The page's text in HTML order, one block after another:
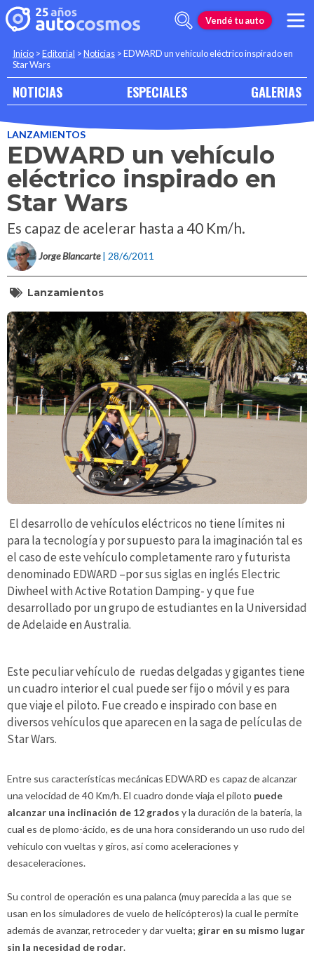
Vendé tu auto
Inicio >Editorial >Noticias >EDWARD un vehículo eléctrico inspirado en
Star Wars
NOTICIAS ESPECIALES GALERIAS
LANZAMIENTOS
EDWARD un vehículo
eléctrico inspirado en
Star Wars
Es capaz de acelerar hasta a 40 Km/h.
Jorge Blancarte | 28/6/2011
Lanzamientos
El desarrollo de vehículos eléctricos no tiene límites ni
para la tecnología y por supuesto para la imaginación tal es
el caso de este vehículo completamente raro y futurista
denominado EDWARD –por sus siglas en inglés Electric
Diwheel with Active Rotation Damping- y que fue
desarrollado por un grupo de estudiantes en la Universidad
de Adelaide en Australia.
Este peculiar vehículo de ruedas delgadas y gigantes tiene
un cuadro interior el cual puede ser fijo o móvil y es para
que viaje el piloto. Fue creado e inspirado con base en
diversos vehículos que aparecen en la saga de películas de
Star Wars.
Entre sus características mecánicas EDWARD es capaz de alcanzar
una velocidad de 40 Km/h. El cuadro donde viaja el piloto puede
alcanzar una inclinación de 12 grados y la duración de la batería, la
cual es de plomo-ácido, es de una hora considerando un uso rudo del
vehículo con vueltas y giros, así como aceleraciones y
desaceleraciones.
Su control de operación es una palanca (muy parecida a las que se
usan en los simuladores de vuelo de helicópteros) la cual le permite
además de avanzar, retroceder y dar vuelta; girar en su mismo lugar
sin la necesidad de rodar.